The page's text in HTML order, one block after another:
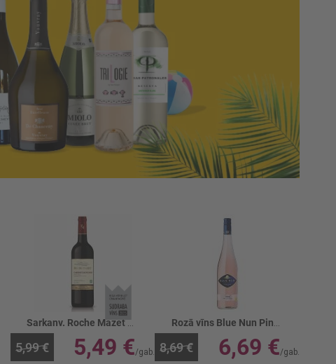
Sarkanv. Roche Mazet Cabernet Sauvignon 13%
5,99 € 5,49 €
Rozā vīns Blue Nun Pink 10%
8,69 € 6,69 €